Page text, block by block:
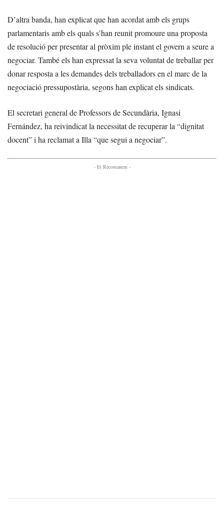
D’altra banda, han explicat que han acordat amb els grups
parlamentaris amb els quals s’han reunit promoure una proposta
de resolució per presentar al pròxim ple instant el govern a seure a
negociar. També els han expressat la seva voluntat de treballar per
donar resposta a les demandes dels treballadors en el marc de la
negociació pressupostària, segons han explicat els sindicats.
El secretari general de Professors de Secundària, Ignasi
Fernández, ha reivindicat la necessitat de recuperar la “dignitat
docent” i ha reclamat a Illa “que segui a negociar”.
- Et Recomanem -